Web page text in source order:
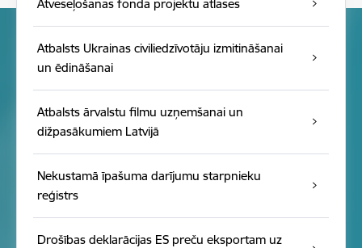
Atveseļošanas fonda projektu atlases
Atbalsts Ukrainas civiliedzīvotāju izmitināšanai
un ēdināšanai
Atbalsts ārvalstu filmu uzņemšanai un
dižpasākumiem Latvijā
Nekustamā īpašuma darījumu starpnieku
reģistrs
Drošības deklarācijas ES preču eksportam uz